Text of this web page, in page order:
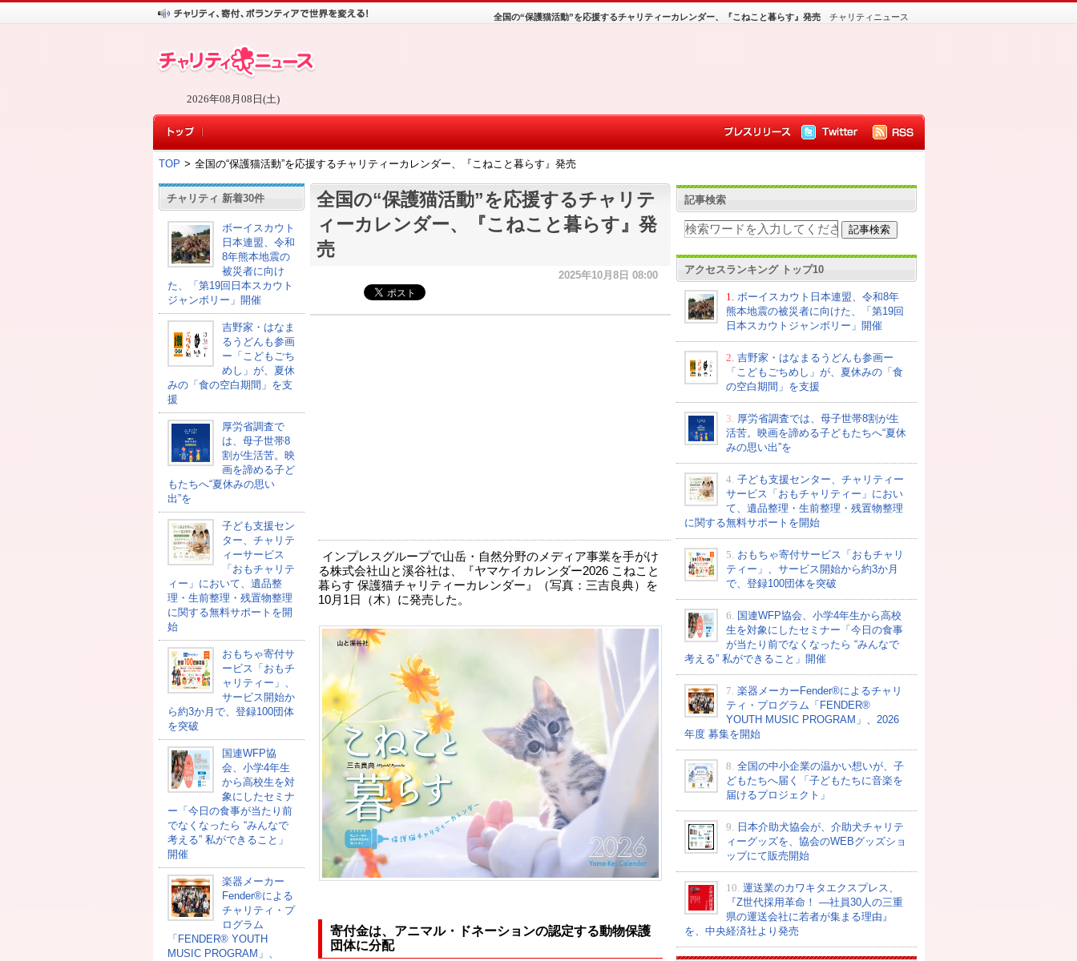
2026年08月08日(土)
チャリティニュース
全国の“保護猫活動”を応援するチャリティーカレンダー、『こねこと暮らす』発売
TOP > 全国の“保護猫活動”を応援するチャリティーカレンダー、『こねこと暮らす』発売
チャリティ 新着30件
ボーイスカウト
日本連盟、令和
8年熊本地震の
被災者に向け
た、「第19回日本スカウト
ジャンボリー」開催
吉野家・はなま
るうどんも参画
ー「こどもごち
めし」が、夏休
みの「食の空白期間」を支
援
厚労省調査で
は、母子世帯8
割が生活苦。映
画を諦める子ど
もたちへ“夏休みの思い
出”を
子ども支援セン
ター、チャリテ
ィーサービス
「おもチャリテ
ィー」において、遺品整
理・生前整理・残置物整理
に関する無料サポートを開
始
おもちゃ寄付サ
ービス「おもチ
ャリティー」、
サービス開始か
ら約3か月で、登録100団体
を突破
国連WFP協
会、小学4年生
から高校生を対
象にしたセミナ
ー「今日の食事が当たり前
でなくなったら “みんなで
考える” 私ができること」
開催
楽器メーカー
Fender®による
チャリティ・プ
ログラム
「FENDER®︎ YOUTH
MUSIC PROGRAM」、
全国の“保護猫活動”を応援するチャリテ
ィーカレンダー、『こねこと暮らす』発
売
2025年10月8日 08:00
インプレスグループで山岳・自然分野のメディア事業を手がけ
る株式会社山と溪谷社は、『ヤマケイカレンダー2026 こねこと
暮らす 保護猫チャリティーカレンダー』（写真：三吉良典）を
10月1日（木）に発売した。
寄付金は、アニマル・ドネーションの認定する動物保護
団体に分配
記事検索
アクセスランキング トップ10
1.
ボーイスカウト日本連盟、令和8年
熊本地震の被災者に向けた、「第19回
日本スカウトジャンボリー」開催
2. 吉野家・はなまるうどんも参画ー
「こどもごちめし」が、夏休みの「食
の空白期間」を支援
3. 厚労省調査では、母子世帯8割が生
活苦。映画を諦める子どもたちへ“夏休
みの思い出”を
4. 子ども支援センター、チャリティー
サービス「おもチャリティー」におい
て、遺品整理・生前整理・残置物整理
に関する無料サポートを開始
5. おもちゃ寄付サービス「おもチャリ
ティー」、サービス開始から約3か月
で、登録100団体を突破
6. 国連WFP協会、小学4年生から高校
生を対象にしたセミナー「今日の食事
が当たり前でなくなったら “みんなで
考える” 私ができること」開催
7. 楽器メーカーFender®によるチャリ
ティ・プログラム「FENDER®︎
YOUTH MUSIC PROGRAM」、2026
年度 募集を開始
8. 全国の中小企業の温かい想いが、子
どもたちへ届く「子どもたちに音楽を
届けるプロジェクト」
9.
日本介助犬協会が、介助犬チャリテ
ィーグッズを、協会のWEBグッズショ
ップにて販売開始
10. 運送業のカワキタエクスプレス、
『Z世代採用革命！ ―社員30人の三重
県の運送会社に若者が集まる理由』
を、中央経済社より発売